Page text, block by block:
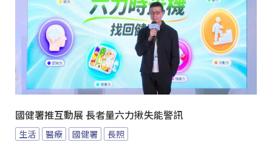
國健署推互動展 長者量六力揪失能警訊
生活 醫療 國健署 長照